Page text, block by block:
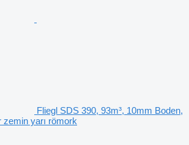
Fliegl SDS 390, 93m³, 10mm Boden,
yarı römork